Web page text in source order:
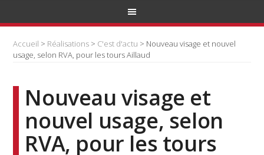
Accueil > Réalisations > C'est d'actu > Nouveau visage et nouvel
usage, selon RVA, pour les tours Aillaud
Nouveau visage et
nouvel usage, selon
RVA, pour les tours